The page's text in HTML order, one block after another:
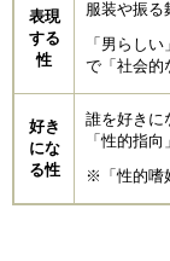
表現
する
性
服装や振る
「男らし
で「社会的
好き
にな
る性
誰を好きに
「性的指
※「性的嗜